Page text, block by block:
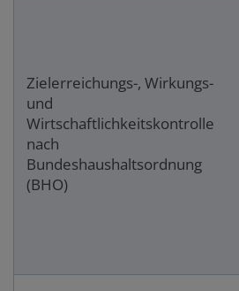
Zielerreichungs-, Wirkungs-
und
Wirtschaftlichkeitskontrolle
nach
Bundeshaushaltsordnung
(BHO)